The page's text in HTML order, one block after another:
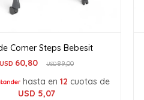
Comer Steps Bebesit
USD 60,80 USD89,00
hasta en12 cuotas de
USD 5,07